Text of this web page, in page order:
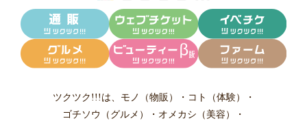
ツクツク!!!は、 モノ（物販） ・ コト（体験）
・
ゴチソウ（グルメ）
・ オメカシ（美容）
・